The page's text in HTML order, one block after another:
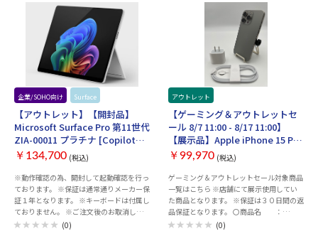
よりますご返品は一切お受けできませんの
で、ご購入の際には必ずご希望の商品かど
うかの確認をお願い致します。 ・併売品に
つき、売り切れの際はご容赦ください。 ・
３０日間初期不具合保証、赤ロム保証を使
用する際は 納品書が必要となりますの
で大切に保管をお願い致します。
最大容量98％（2026年08月05日時点）
〇保証 ：1_ご注文と異なる商品が
届いた場合、または商品に
欠陥がある場合のみ商品到
着から30日以内にご連絡
頂いた場合ご対応致します。
2_ご使用中にネットワー
ク利用制限が発生した場合、
ご返金対応いたします。 〇
補足 ・以下の動作チェック済みとなりま
す。 ※動作確認項目 ・電源・アクティ
ベーションチェック ・WI-FI、Bluetooth
・スピーカー ・カメラ（外部、イン
カメラ、FaceID） ・液晶、タッチ操作
・OSアップデート（ios26以上） ・電
源、ボリューム、サイレントスイッチ ・
初期化してお渡しいたします。 ・ご利用の
際は、充電を行ってからご利用ください。
お届け時のバッテリー残量に関しては保証
致しかねます。 ・中古商品になりますので
拡張コントラスト比：9000:1 輝度：350
cd/m2 視野角（上下/左右）：178/178 画
素ピッチ：0.274 mm 水平走査周波数：
HDMI1：15～193 kHz HDMI2、HDMI3：
15～136 kHz DisplayPort：31～183.1
kHz リフレッシュレート(垂直走査周波
数)：HDMI1：23～165 Hz HDMI2、
HDMI3：23～121 Hz DisplayPort：59.9
～165 Hz 最大消費電力：48 W バックライ
ト：LEDバックライト フリッカーフリー：
○ 入力端子：HDMIx3 DisplayPortx1 スピ
ーカー：搭載 音声出力端子：○ HDCP：○
リモコン：なし VESAマウント：○ ゲーミ
ングモニター：○ ブルーライト軽減：○
ピボット機能(画面回転)：○ スイーベル機
能(水平回転)：○ チルト機能(垂直角度調
節)：○ 高さ調節機能：○ FreeSync：
FreeSync Premium 幅x高さx奥行き：
540x492x231 mm 重量：6.6 kg 保証期
企業/SOHO向け Surface
【アウトレット】【開封品】
Microsoft Surface Pro 第11世代
ZIA-00011 プラチナ [Copilot+
PC/13型/Win11
Home/Snapdragon X Elite/メ
モリ16GB/SSD512GB/Office]
￥134,700 (税込)
※動作確認の為、開封して起動確認を行っ
ております。 ※保証は通常通りメーカー保
証１年となります。 ※キーボードは付属し
ておりません。 ※ご注文後のお取消しは
承っておりません。予めご了承ください。
(0)
アウトレット
【ゲーミング＆アウトレットセ
ール 8/7 11:00 - 8/17 11:00】
【展示品】Apple iPhone 15 Pro
MaX 256GB ナチュラル SIMロッ
ク無し3M742J/A 付属品付き
【30日返金保証】【赤ロム保証
付き】
￥99,970 (税込)
ゲーミング＆アウトレットセール対象商品
一覧はこちら ※店舗にて展示使用してい
た商品となります。 ※保証は３０日間の返
品保証となります。 〇商品名 ：
iPhone 15 Pro MAX 256GB 〇カラー ：
(0)